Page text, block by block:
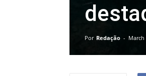
Por Redação - March